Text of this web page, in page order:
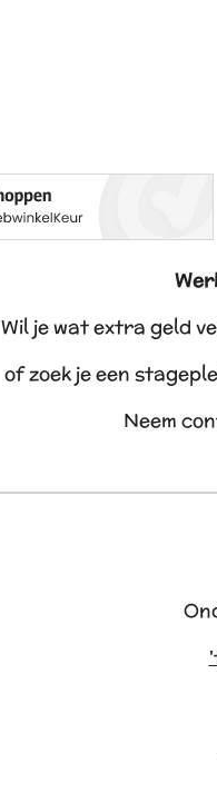
Wil je wat extra geld
of zoek je een
Neem